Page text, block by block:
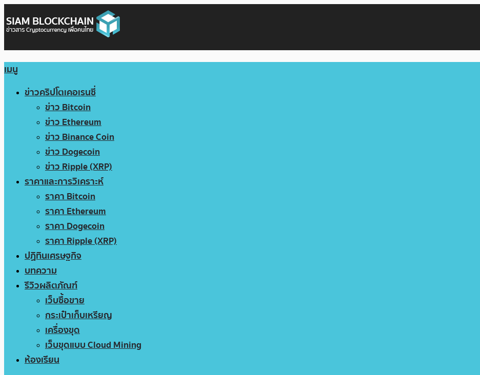
เมนู
ข่าวคริปโตเคอเรนซี่
ข่าว Bitcoin
ข่าว Ethereum
ข่าว Binance Coin
ข่าว Dogecoin
ข่าว Ripple (XRP)
ราคาและการวิเคราะห์
ราคา Bitcoin
ราคา Ethereum
ราคา Dogecoin
ราคา Ripple (XRP)
ปฏิทินเศรษฐกิจ
บทความ
รีวิวผลิตภัณฑ์
เว็บซื้อขาย
กระเป๋าเก็บเหรียญ
เครื่องขุด
เว็บขุดแบบ Cloud Mining
ห้องเรียน